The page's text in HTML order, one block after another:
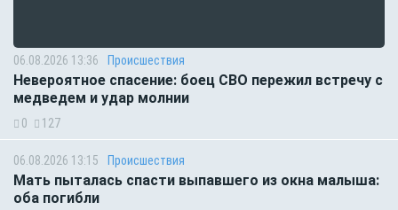
06.08.2026 13:36 Происшествия
Невероятное спасение: боец СВО пережил встречу с
медведем и удар молнии
0 127
06.08.2026 13:15 Происшествия
Мать пыталась спасти выпавшего из окна малыша:
оба погибли